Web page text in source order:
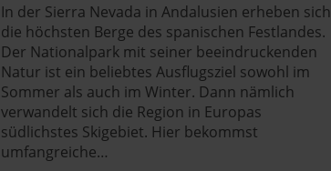
In der Sierra Nevada in Andalusien erheben sich
die höchsten Berge des spanischen Festlandes.
Der Nationalpark mit seiner beeindruckenden
Natur ist ein beliebtes Ausflugsziel sowohl im
Sommer als auch im Winter. Dann nämlich
verwandelt sich die Region in Europas
südlichstes Skigebiet. Hier bekommst
umfangreiche…